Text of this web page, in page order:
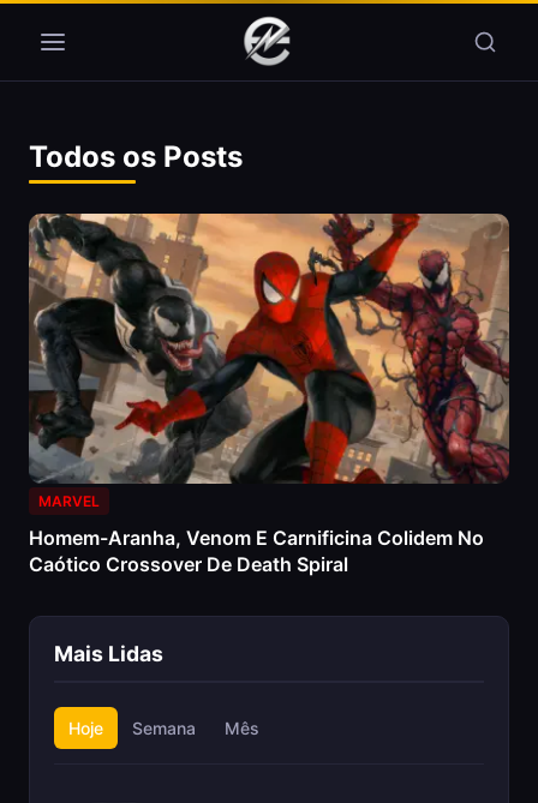
Todos os Posts
MARVEL
Homem-Aranha, Venom E Carnificina Colidem No
Caótico Crossover De Death Spiral
Mais Lidas
Hoje Semana Mês